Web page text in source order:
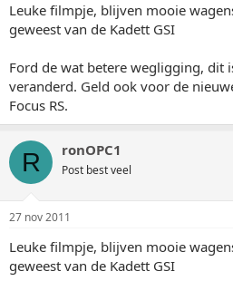
Leuke filmpje, blijven mooie
geweest van de Kadett GSI
Ford de wat betere wegligging, dit
veranderd. Geld ook voor de
Focus RS.
R ronOPC1
Post best veel
27 nov 2011
Leuke filmpje, blijven mooie
geweest van de Kadett GSI